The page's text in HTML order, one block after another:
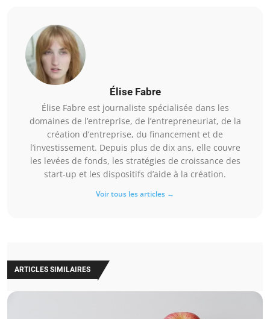
Élise Fabre
Élise Fabre est journaliste spécialisée dans les
domaines de l’entreprise, de l’entrepreneuriat, de la
création d’entreprise, du financement et de
l’investissement. Depuis plus de dix ans, elle couvre
les levées de fonds, les stratégies de croissance des
start-up et les dispositifs d’aide à la création.
Voir tous les articles →
ARTICLES SIMILAIRES